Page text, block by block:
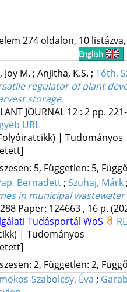
274 oldalon, 10
English
Joy M. ; Anjitha, K.S. ; Tóth,
regulator of plant
storage
JOURNAL 12: 2 pp.
URL
| Tudományos
5, Független: 5,
Bernadett; Szuhaj, Márk
in municipal
288 Paper: 124663 , 16 p.
Tudásportál WoS
| Tudományos
2, Független: 2,
Szabolcsy, Éva ;